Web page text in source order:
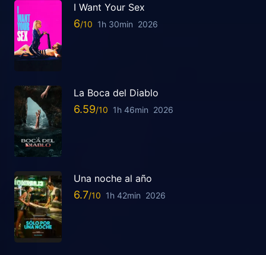
I Want Your Sex
6 1h 30min 2026
La Boca del Diablo
6.59 1h 46min 2026
Una noche al año
6.7 1h 42min 2026